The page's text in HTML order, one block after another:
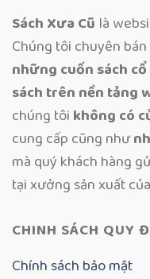
Sách Xưa Cũ là
Chúng tôi chuyên
những cuốn sách
sách trên nền tảng
chúng tôi không có
cung cấp cũng như
mà quý khách hàng
tại xưởng sản xuất
CHINH SÁCH QUY
Chính sách bảo mật